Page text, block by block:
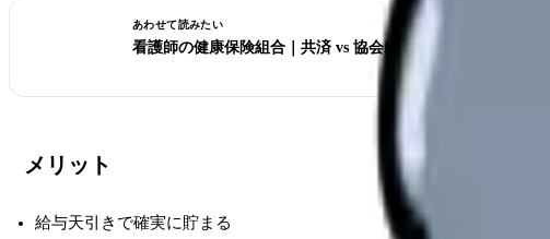
あわせて読みたい
看護師の健康保険組合｜共済 vs 協会けんぽの違い
メリット
給与天引きで確実に貯まる